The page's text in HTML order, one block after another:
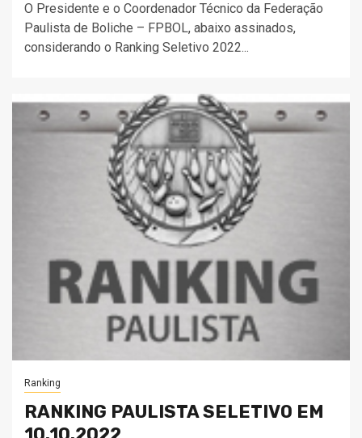
O Presidente e o Coordenador Técnico da Federação
Paulista de Boliche – FPBOL, abaixo assinados,
considerando o Ranking Seletivo 2022...
Ranking
RANKING PAULISTA SELETIVO EM